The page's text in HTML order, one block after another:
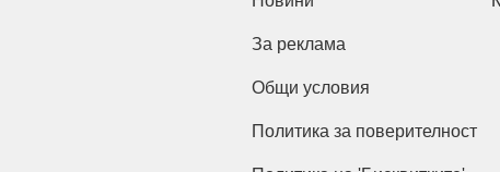
За реклама
Общи условия
Политика за поверителност